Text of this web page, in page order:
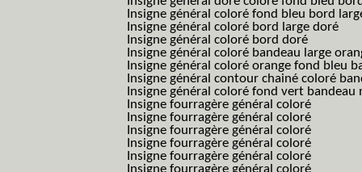
Insigne général coloré fond bleu bord
Insigne général coloré bord large doré
Insigne général coloré bord doré
Insigne général coloré bandeau large
Insigne général coloré orange fond bleu
Insigne général contour chainé coloré
Insigne général coloré fond vert bandeau
Insigne fourragère général coloré
Insigne fourragère général coloré
Insigne fourragère général coloré
Insigne fourragère général coloré
Insigne fourragère général coloré
Insigne fourragère général coloré